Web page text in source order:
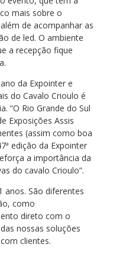
mais sobre o
de acompanhar as
de led. O ambiente
a recepção fique
da Expointer e
do Cavalo Crioulo é
“O Rio Grande do Sul
Exposições Assis
(assim como boa
edição da Expointer
a importância da
do cavalo Crioulo”.
anos. São diferentes
como
direto com o
nossas soluções
clientes.